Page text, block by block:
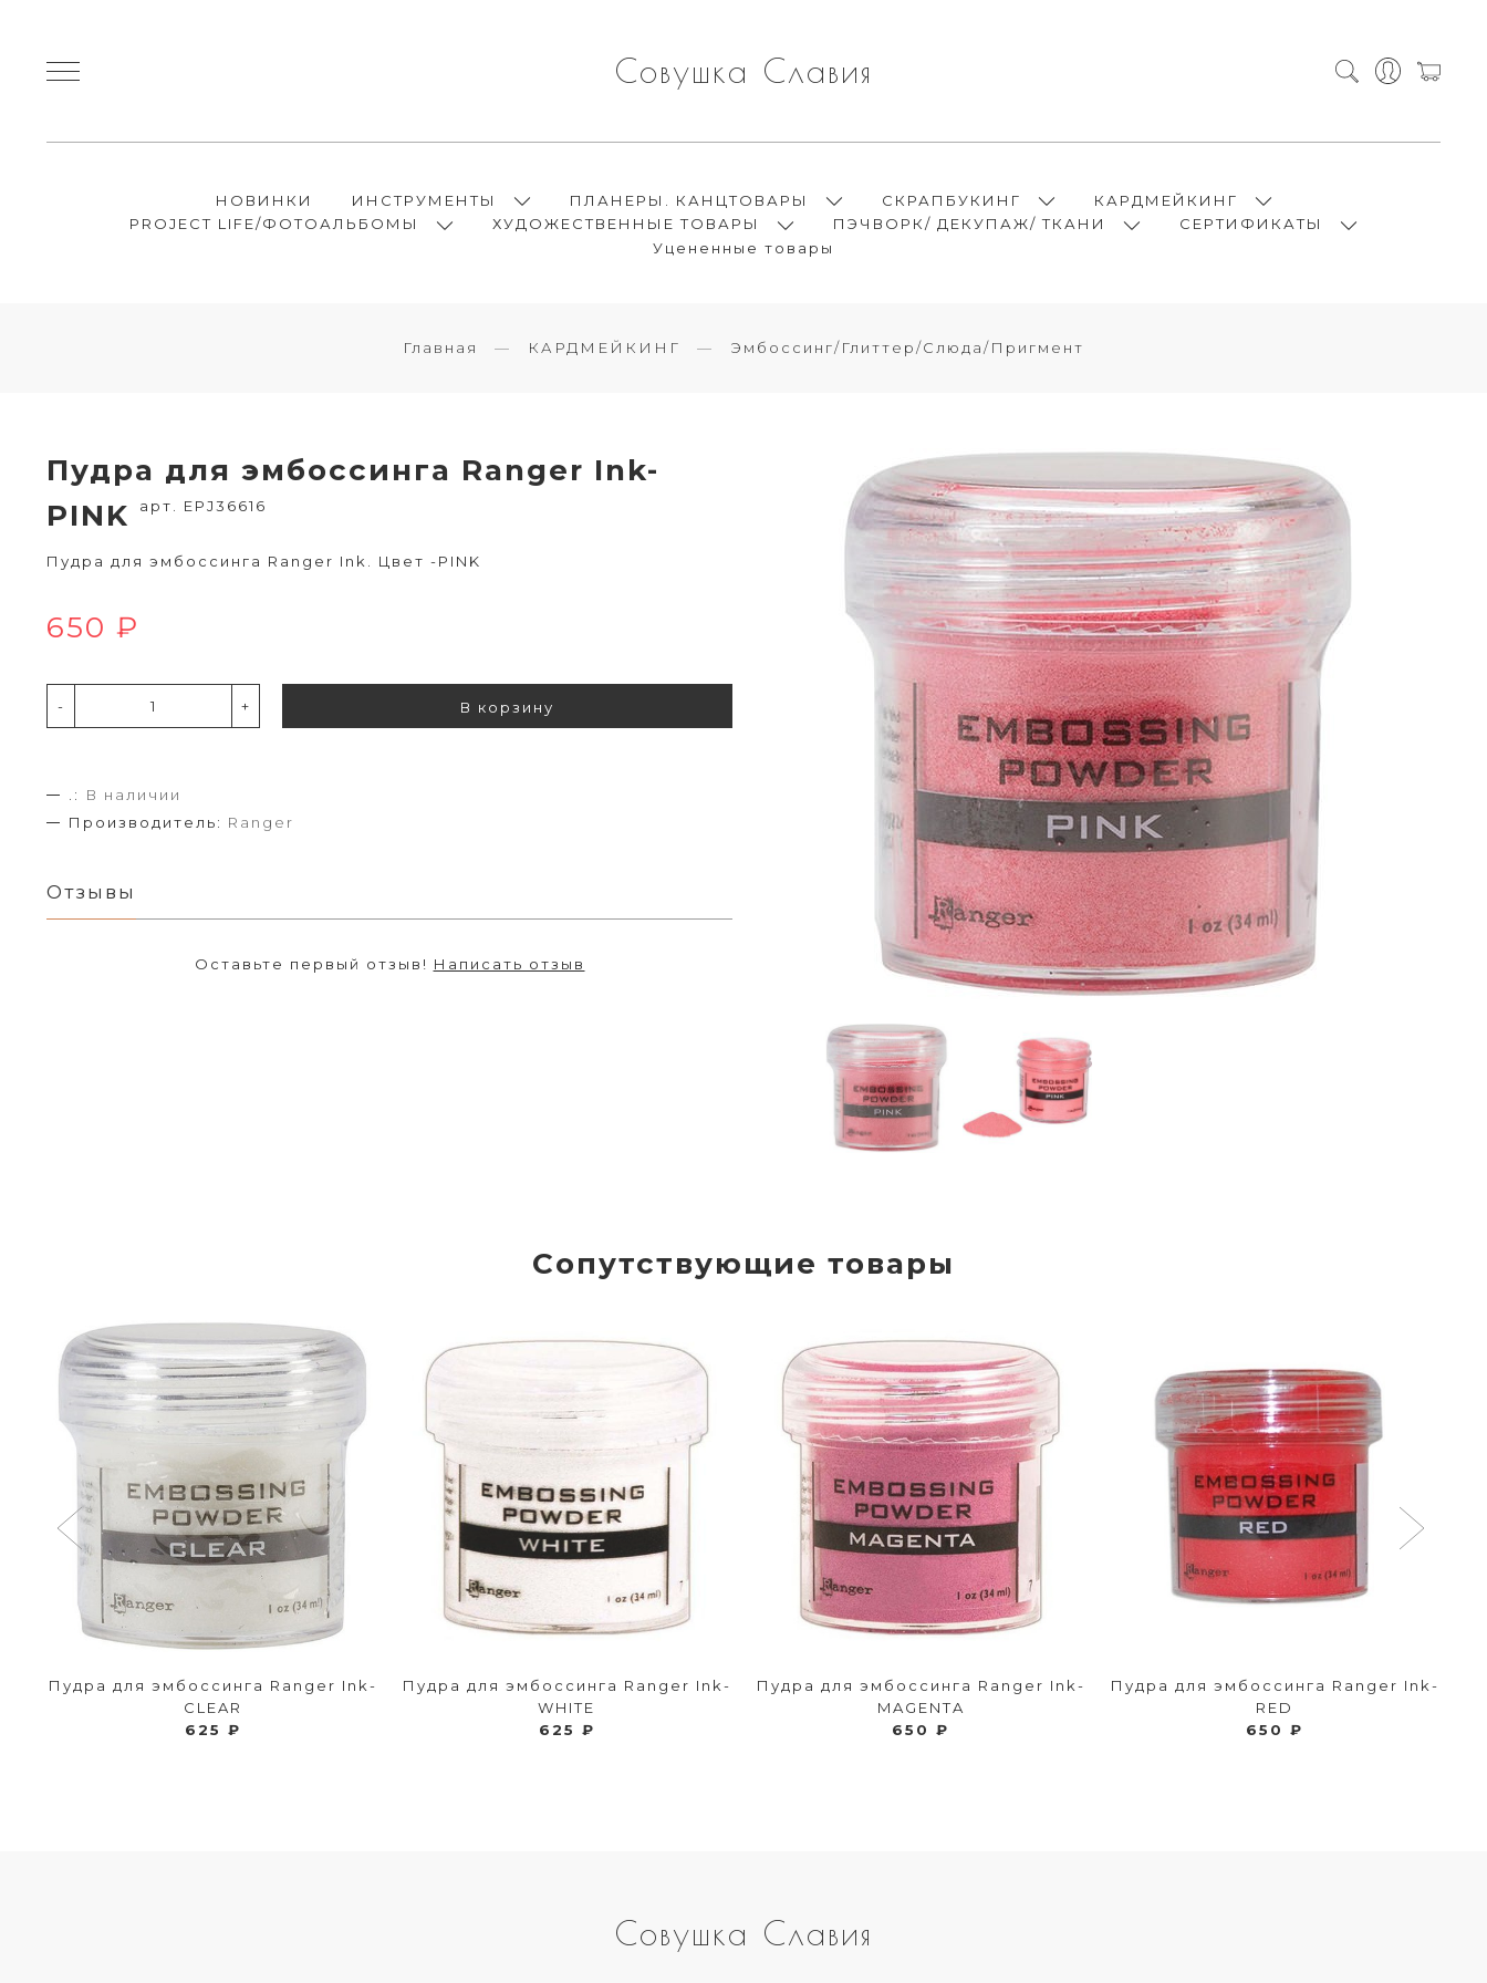
Совушка Славия
НОВИНКИ ИНСТРУМЕНТЫ ПЛАНЕРЫ. КАНЦТОВАРЫ СКРАПБУКИНГ
КАРДМЕЙКИНГ
PROJECT LIFE/ФОТОАЛЬБОМЫ
ХУДОЖЕСТВЕННЫЕ ТОВАРЫ ПЭЧВОРК/ ДЕКУПАЖ/ ТКАНИ
СЕРТИФИКАТЫ
Уцененные товары
Главная КАРДМЕЙКИНГ Эмбоссинг/Глиттер/Слюда/Пригмент
Пудра для эмбоссинга Ranger Ink-
PINK
арт. EPJ36616
Пудра для эмбоссинга Ranger Ink. Цвет -PINK
650 ₽
- + В корзину
.:
В наличии
Производитель: Ranger
Отзывы
Оставьте первый отзыв! Написать отзыв
Сопутствующие товары
Пудра для эмбоссинга Ranger Ink-
CLEAR
625 ₽
Пудра для эмбоссинга Ranger Ink-
WHITE
625 ₽
Пудра для эмбоссинга Ranger Ink-
MAGENTA
650 ₽
Пудра для эмбоссинга Ranger Ink-
RED
650 ₽
Совушка Славия